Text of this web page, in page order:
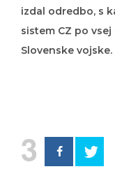
izdal odredbo, s
sistem CZ po
Slovenske vojske.
3